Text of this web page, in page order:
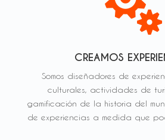
CREAMOS
Somos diseñadores de
culturales, actividades de
gamificación de la historia del
de experiencias a medida que